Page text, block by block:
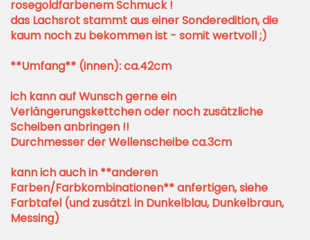
rosegoldfarbenem Schmuck !
das Lachsrot stammt aus einer Sonderedition, die
kaum noch zu bekommen ist - somit wertvoll ;)
**Umfang** (innen): ca.42cm
ich kann auf Wunsch gerne ein
Verlängerungskettchen oder noch zusätzliche
Scheiben anbringen !!
Durchmesser der Wellenscheibe ca.3cm
kann ich auch in **anderen
Farben/Farbkombinationen** anfertigen, siehe
Farbtafel (und zusätzl. in Dunkelblau, Dunkelbraun,
Messing)